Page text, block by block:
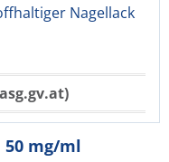
Nagellack
mg/ml